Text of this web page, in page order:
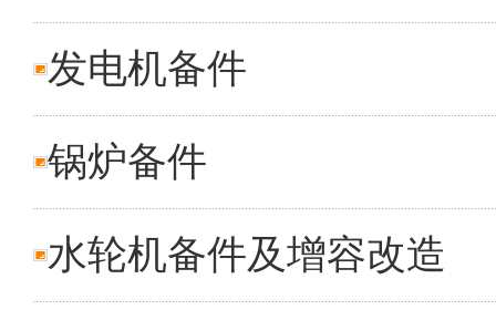
发电机备件
锅炉备件
水轮机备件及增容改造